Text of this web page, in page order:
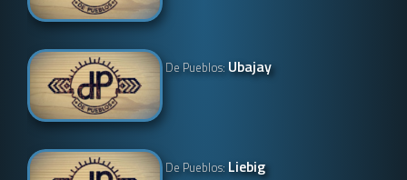
De Pueblos: Ubajay
De Pueblos: Liebig